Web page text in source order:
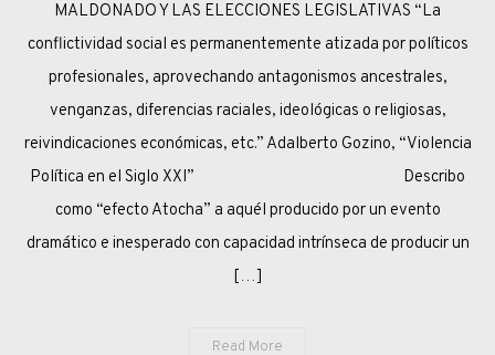
DEMOCRACIA
ENCAPUCHADA
“EFECTO
ATOCHA”
MALDONADO Y LAS ELECCIONES LEGISLATIVAS “La
conflictividad social es permanentemente atizada por políticos
profesionales, aprovechando antagonismos ancestrales,
venganzas, diferencias raciales, ideológicas o religiosas,
reivindicaciones económicas, etc.” Adalberto Gozino, “Violencia
Política en el Siglo XXI” Describo
como “efecto Atocha” a aquél producido por un evento
dramático e inesperado con capacidad intrínseca de producir un
[…]
Read More